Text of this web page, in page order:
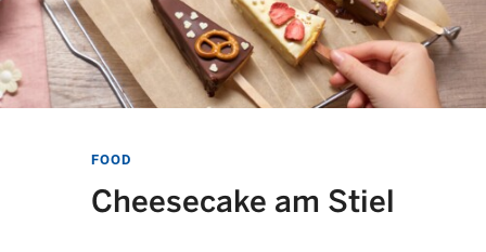
Freitag
FREITAG 09:00—21:00
Samstag
SAMSTAG 09:00 18:00
FOOD
Cheesecake am Stiel